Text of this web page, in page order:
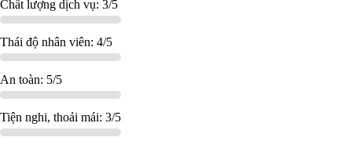
Chất lượng dịch vụ: 3/5
Thái độ nhân viên: 4/5
An toàn: 5/5
Tiện nghi, thoải mái: 3/5